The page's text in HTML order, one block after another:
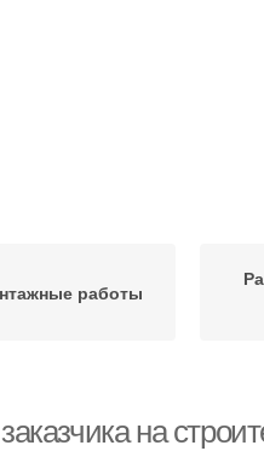
работы
на